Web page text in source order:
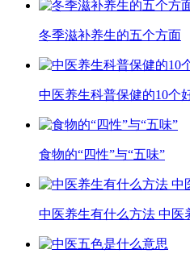
冬季滋补养生的五个方面
中医养生科普保健的10个
食物的“四性”与“五味”
中医养生有什么方法 中医